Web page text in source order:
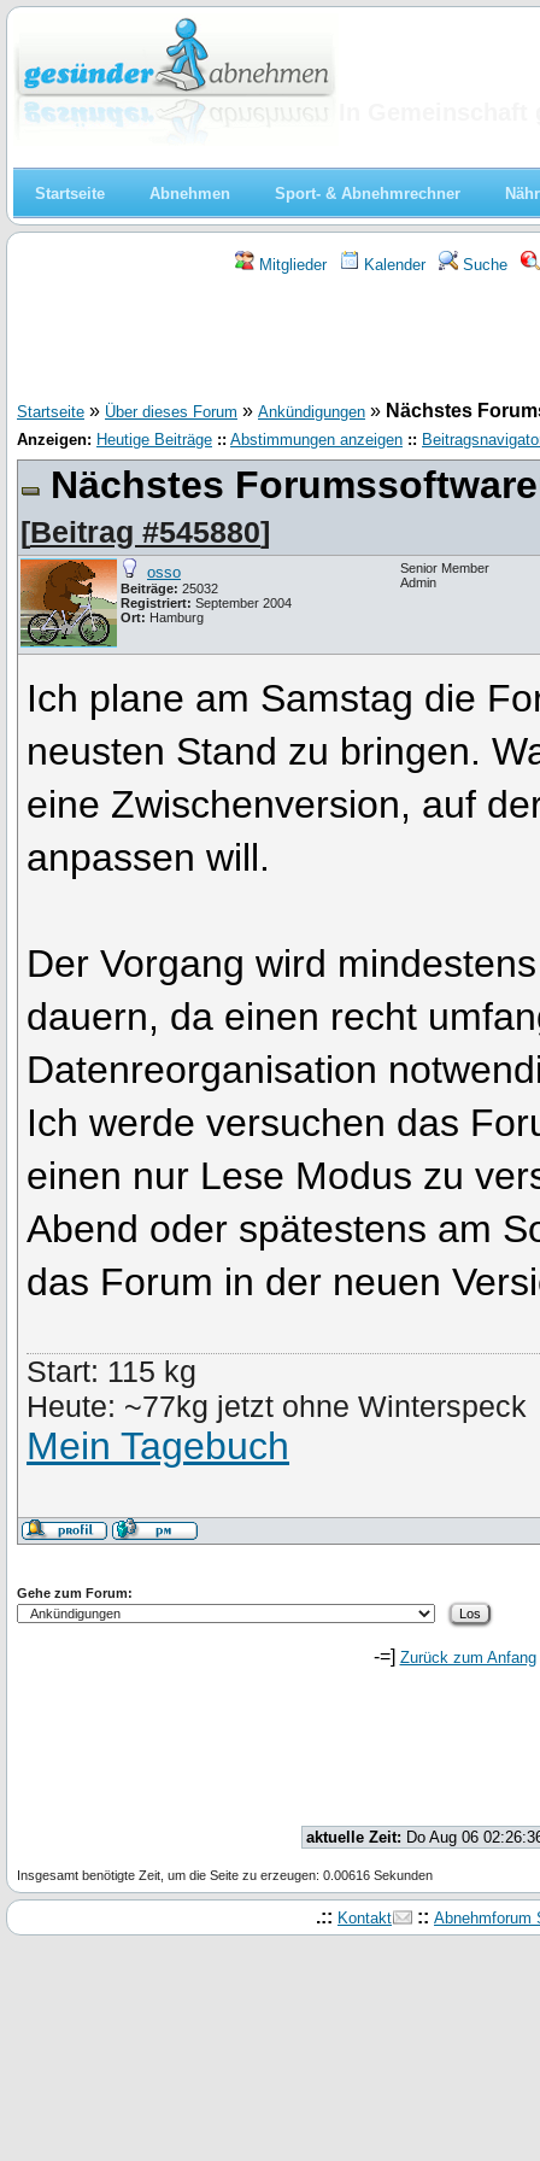
Startseite Abnehmen Sport- & Abnehmrechner
Mitglieder Kalender Suche
Startseite » Über dieses Forum » Ankündigungen » Nächstes
Anzeigen: Heutige Beiträge :: Abstimmungen anzeigen ::
Nächstes
[Beitrag #545880]
osso
Beiträge: 25032
Registriert: September 2004
Ort: Hamburg
Senior Member
Admin
Ich plane am Samstag die
neusten Stand zu bringen.
eine Zwischenversion, auf
anpassen will.
Der Vorgang wird
dauern, da einen recht
Datenreorganisation
Ich werde versuchen das
einen nur Lese Modus zu
Abend oder spätestens am
das Forum in der neuen
Start: 115 kg
Heute: ~77kg jetzt ohne Winterspeck
Mein Tagebuch
Gehe zum Forum:
-=] Zurück zum Anfang
aktuelle Zeit: Do Aug 06
Insgesamt benötigte Zeit, um die Seite zu erzeugen: 0.00616 Sekunden
.:: Kontakt :: Abnehmforum